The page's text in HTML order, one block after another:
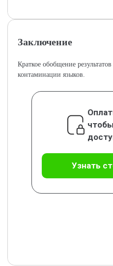
Заключение
Краткое обобщение
контаминации языков.
Узнать